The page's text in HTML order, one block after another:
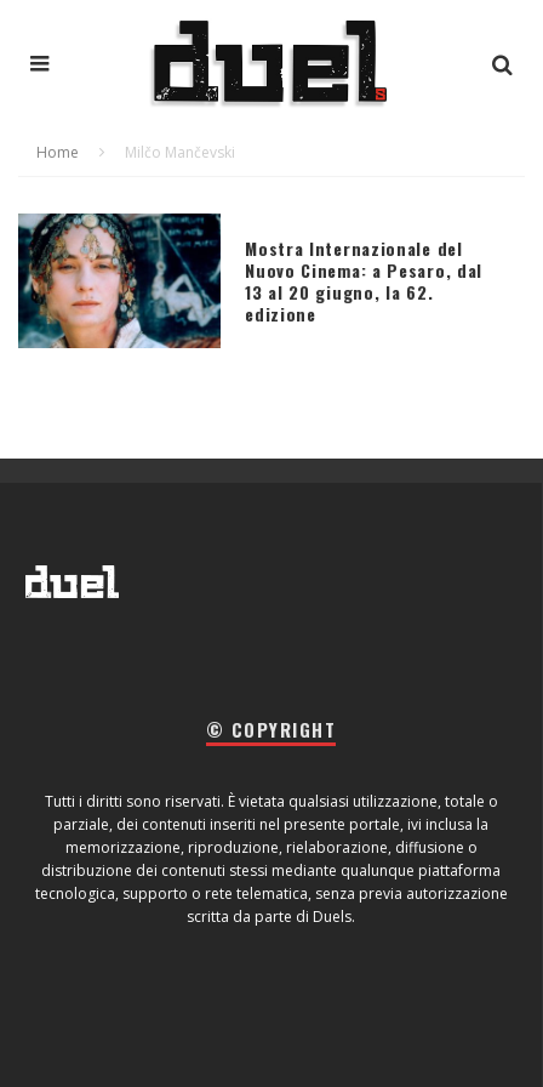
Home Milčo Mančevski
Mostra Internazionale del
Nuovo Cinema: a Pesaro, dal
13 al 20 giugno, la 62.
edizione
© COPYRIGHT
Tutti i diritti sono riservati. È vietata qualsiasi utilizzazione, totale o
parziale, dei contenuti inseriti nel presente portale, ivi inclusa la
memorizzazione, riproduzione, rielaborazione, diffusione o
distribuzione dei contenuti stessi mediante qualunque piattaforma
tecnologica, supporto o rete telematica, senza previa autorizzazione
scritta da parte di Duels.